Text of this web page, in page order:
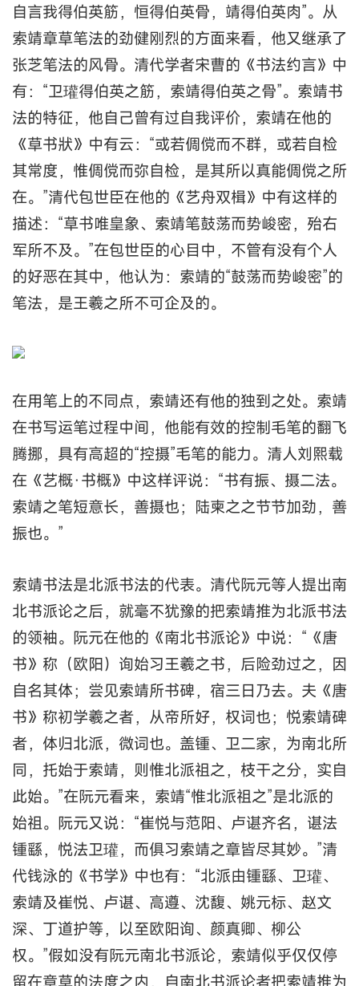
自言我得伯英筋，恒得伯英骨，靖得伯英肉”。从
索靖章草笔法的劲健刚烈的方面来看，他又继承了
张芝笔法的风骨。清代学者宋曹的《书法约言》中
有：“卫瓘得伯英之筋，索靖得伯英之骨”。索靖书
法的特征，他自己曾有过自我评价，索靖在他的
《草书狀》中有云：“或若倜傥而不群，或若自检
其常度，惟倜傥而弥自检，是其所以真能倜傥之所
在。”清代包世臣在他的《艺舟双楫》中有这样的
描述：“草书唯皇象、索靖笔鼓荡而势峻密，殆右
军所不及。”在包世臣的心目中，不管有没有个人
的好恶在其中，他认为：索靖的“鼓荡而势峻密”的
笔法，是王羲之所不可企及的。
在用笔上的不同点，索靖还有他的独到之处。索靖
在书写运笔过程中间，他能有效的控制毛笔的翻飞
腾挪，具有高超的“控摄”毛笔的能力。清人刘熙载
在《艺概·书概》中这样评说：“书有振、摄二法。
索靖之笔短意长，善摄也；陆柬之之节节加劲，善
振也。”
索靖书法是北派书法的代表。清代阮元等人提出南
北书派论之后，就毫不犹豫的把索靖推为北派书法
的领袖。阮元在他的《南北书派论》中说：“《唐
书》称（欧阳）询始习王羲之书，后险劲过之，因
自名其体；尝见索靖所书碑，宿三日乃去。夫《唐
书》称初学羲之者，从帝所好，权词也；悦索靖碑
者，体归北派，微词也。盖锺、卫二家，为南北所
同，托始于索靖，则惟北派祖之，枝干之分，实自
此始。”在阮元看来，索靖“惟北派祖之”是北派的
始祖。阮元又说：“崔悦与范阳、卢谌齐名，谌法
锺繇，悦法卫瓘，而俱习索靖之章皆尽其妙。”清
代钱泳的《书学》中也有：“北派由锺繇、卫瓘、
索靖及崔悦、卢谌、高遵、沈馥、姚元标、赵文
深、丁道护等，以至欧阳询、颜真卿、柳公
权。”假如没有阮元南北书派论，索靖似乎仅仅停
留在章草的法度之内，自南北书派论者把索靖推为